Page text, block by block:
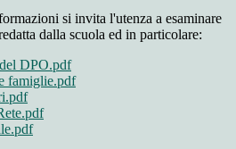
si invita l'utenza a esaminare
dalla scuola ed in particolare:
DPO.pdf
famiglie.pdf